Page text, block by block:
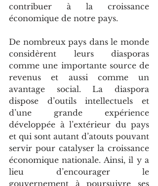
contribuer à la croissance
économique de notre pays.
De nombreux pays dans le monde
considèrent leurs diasporas
comme une importante source de
revenus et aussi comme un
avantage social. La diaspora
dispose d’outils intellectuels et
d’une grande expérience
développée à l’extérieur du pays
et qui sont autant d’atouts pouvant
servir pour catalyser la croissance
économique nationale. Ainsi, il y a
lieu d’encourager le
gouvernement à poursuivre ses